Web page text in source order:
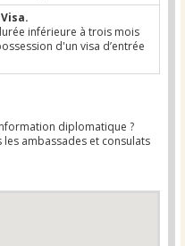
inférieure à trois mois
d'un visa d’entrée
diplomatique ?
ambassades et consulats